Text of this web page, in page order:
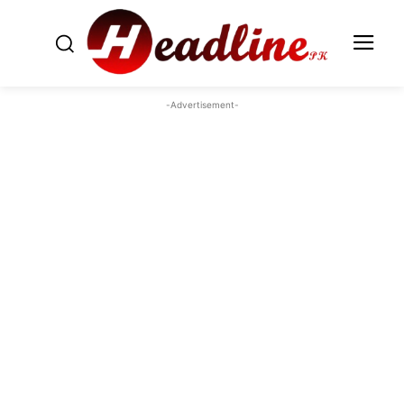
-Advertisement-